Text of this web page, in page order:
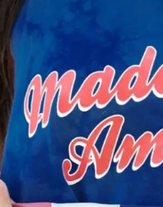
）概要
ァーム）概要
プスタート）概要
ンベース）概要
ガー候補10銘柄パフ
ウドストライク）チャ